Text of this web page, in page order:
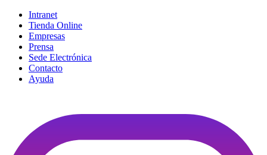
Intranet
Tienda Online
Empresas
Prensa
Sede Electrónica
Contacto
Ayuda